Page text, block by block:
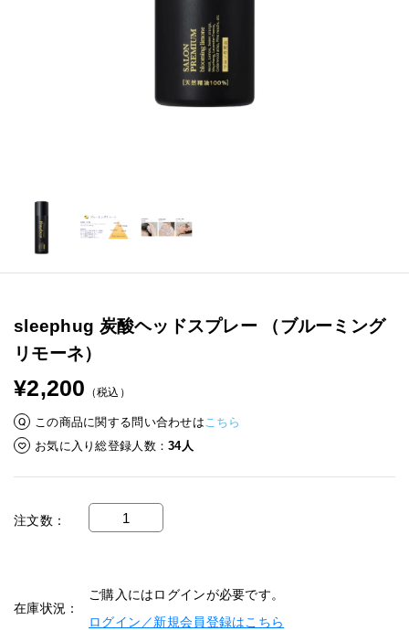
sleephug 炭酸ヘッドスプレー （ブルーミング
リモーネ）
¥2,200 （税込）
この商品に関する問い合わせはこちら
お気に入り総登録人数
34人
注文数
在庫状況
ご購入にはログインが必要です。
ログイン／新規会員登録はこちら